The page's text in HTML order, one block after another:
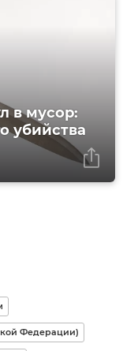
в мусор:
убийства
Федерации)